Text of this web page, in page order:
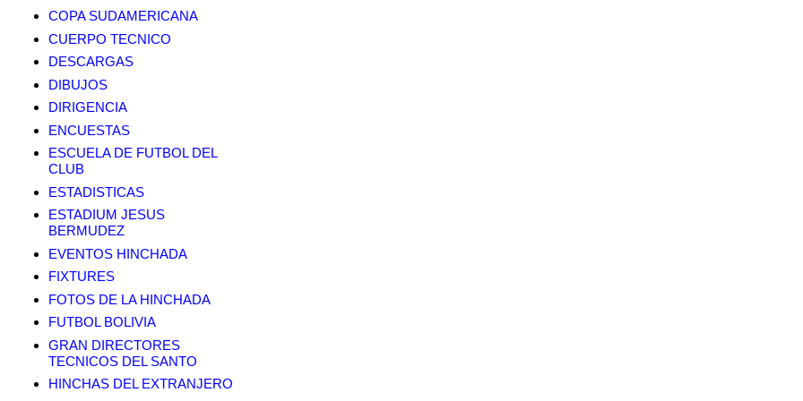
COPA SUDAMERICANA
CUERPO TECNICO
DESCARGAS
DIBUJOS
DIRIGENCIA
ENCUESTAS
ESCUELA DE FUTBOL DEL
CLUB
ESTADISTICAS
ESTADIUM JESUS
BERMUDEZ
EVENTOS HINCHADA
FIXTURES
FOTOS DE LA HINCHADA
FUTBOL BOLIVIA
GRAN DIRECTORES
TECNICOS DEL SANTO
HINCHAS DEL EXTRANJERO